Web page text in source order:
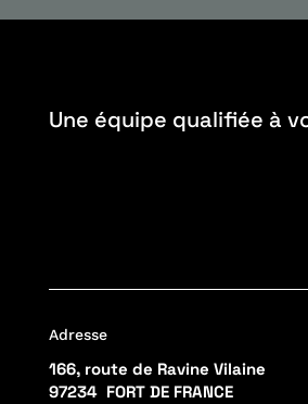
Une équipe qualifiée à
Adresse
166, route de Ravine Vilaine
97234 FORT DE FRANCE